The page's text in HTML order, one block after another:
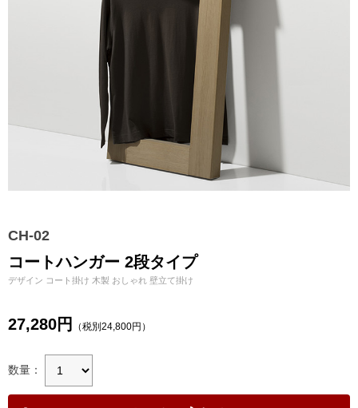
CH-02
コートハンガー 2段タイプ
デザイン コート掛け 木製 おしゃれ 壁立て掛け
27,280円 （税別24,800円）
数量：